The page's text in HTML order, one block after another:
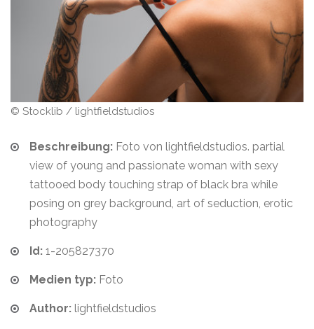
© Stocklib / lightfieldstudios
Beschreibung: Foto von lightfieldstudios. partial
view of young and passionate woman with sexy
tattooed body touching strap of black bra while
posing on grey background, art of seduction, erotic
photography
Id: 1-205827370
Medien typ: Foto
Author: lightfieldstudios